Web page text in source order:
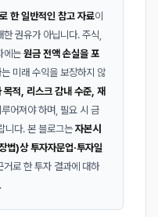
한 일반적인 참고 자료이
한 권유가 아닙니다. 주식,
에는 원금 전액 손실을 포
미래 수익을 보장하지 않
목적, 리스크 감내 수준, 재
루어져야 하며, 필요 시 금
니다. 본 블로그는 자본시
법)상 투자자문업·투자일
거로 한 투자 결과에 대하